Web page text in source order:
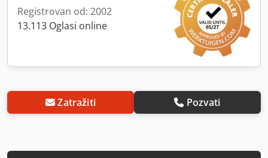
Registrovan od: 2002
13.113 Oglasi online
Zatražiti Pozvati